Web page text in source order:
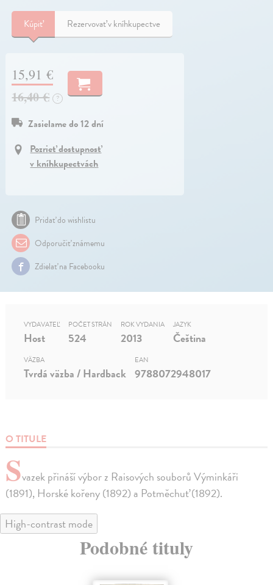
Kúpiť Rezervovať v kníhkupectve
15,91 €
16,40 € ?
Zasielame do 12 dní
Pozrieť dostupnosť
v kníhkupectvách
Pridať do wishlistu
Odporučiť známemu
Zdielať na Facebooku
O TITULE
Svazek přináší výbor z Raisových souborů Výminkáři
(1891), Horské kořeny (1892) a Potměchuť (1892).
VYDAVATEĽ
Host
POČET STRÁN
524
ROK VYDANIA
2013
JAZYK
Čeština
VÄZBA
Tvrdá väzba / Hardback
EAN
9788072948017
High-contrast mode
Podobné tituly